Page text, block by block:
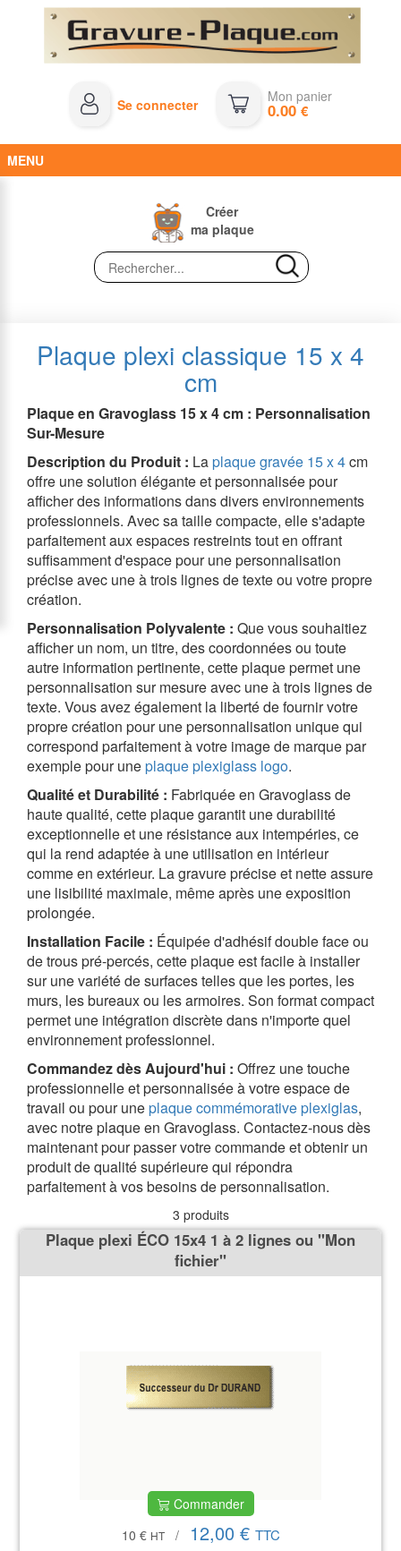
Se connecter Mon panier
0.00€
MENU
Créer
ma plaque
Plaque plexi classique 15 x 4
cm
Plaque en Gravoglass 15 x 4 cm : Personnalisation
Sur-Mesure
Description du Produit : Laplaque gravée 15 x 4cm
offre une solution élégante et personnalisée pour
afficher des informations dans divers environnements
professionnels. Avec sa taille compacte, elle s'adapte
parfaitement aux espaces restreints tout en offrant
suffisamment d'espace pour une personnalisation
précise avec une à trois lignes de texte ou votre propre
création.
Personnalisation Polyvalente : Que vous souhaitiez
afficher un nom, un titre, des coordonnées ou toute
autre information pertinente, cette plaque permet une
personnalisation sur mesure avec une à trois lignes de
texte. Vous avez également la liberté de fournir votre
propre création pour une personnalisation unique qui
correspond parfaitement à votre image de marque par
exemple pour uneplaque plexiglass logo.
Qualité et Durabilité : Fabriquée en Gravoglass de
haute qualité, cette plaque garantit une durabilité
exceptionnelle et une résistance aux intempéries, ce
qui la rend adaptée à une utilisation en intérieur
comme en extérieur. La gravure précise et nette assure
une lisibilité maximale, même après une exposition
prolongée.
Installation Facile : Équipée d'adhésif double face ou
de trous pré-percés, cette plaque est facile à installer
sur une variété de surfaces telles que les portes, les
murs, les bureaux ou les armoires. Son format compact
permet une intégration discrète dans n'importe quel
environnement professionnel.
Commandez dès Aujourd'hui : Offrez une touche
professionnelle et personnalisée à votre espace de
travail ou pour uneplaque commémorative plexiglas,
avec notre plaque en Gravoglass. Contactez-nous dès
maintenant pour passer votre commande et obtenir un
produit de qualité supérieure qui répondra
parfaitement à vos besoins de personnalisation.
3 produits
Plaque plexi ÉCO 15x4 1 à 2 lignes ou ''Mon
fichier''
Commander
10 € HT / 12,00 € TTC